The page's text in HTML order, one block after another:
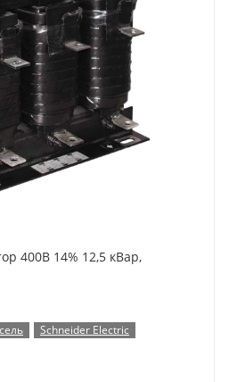
400В 14% 12,5 кВар,
Schneider Electric